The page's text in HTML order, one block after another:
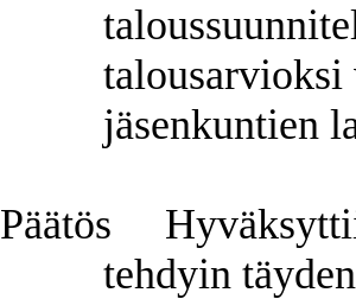
talousarvioksi
jäsenkuntien
Päätös
tehdyin